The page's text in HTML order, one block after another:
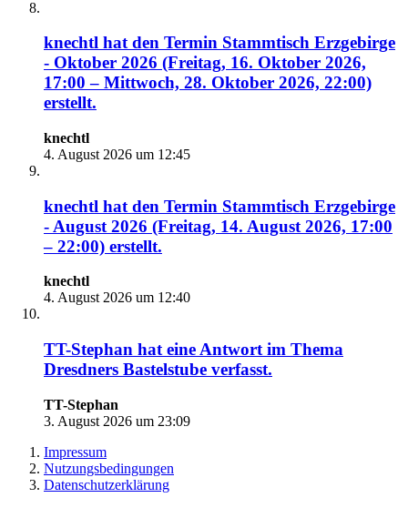
knechtl hat den Termin Stammtisch Erzgebirge
- Oktober 2026 (Freitag, 16. Oktober 2026,
17:00 – Mittwoch, 28. Oktober 2026, 22:00)
erstellt.
knechtl
4. August 2026 um 12:45
knechtl hat den Termin Stammtisch Erzgebirge
- August 2026 (Freitag, 14. August 2026, 17:00
– 22:00) erstellt.
knechtl
4. August 2026 um 12:40
TT-Stephan hat eine Antwort im Thema
Dresdners Bastelstube verfasst.
TT-Stephan
3. August 2026 um 23:09
Impressum
Nutzungsbedingungen
Datenschutzerklärung